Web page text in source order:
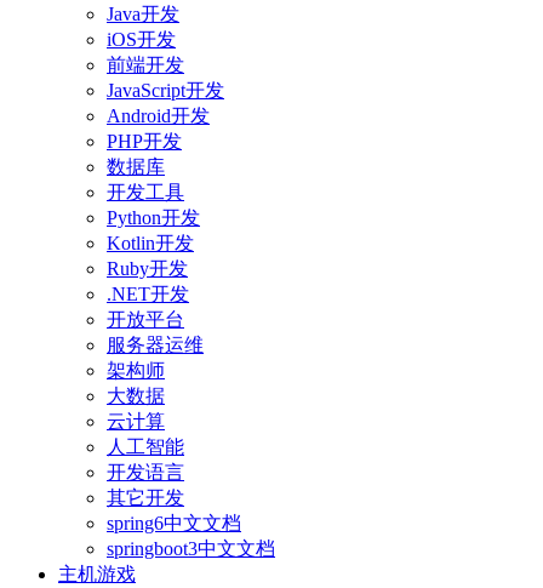
Java开发
iOS开发
前端开发
JavaScript开发
Android开发
PHP开发
数据库
开发工具
Python开发
Kotlin开发
Ruby开发
.NET开发
开放平台
服务器运维
架构师
大数据
云计算
人工智能
开发语言
其它开发
spring6中文文档
springboot3中文文档
主机游戏